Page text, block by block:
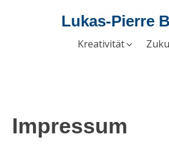
Lukas-Pierre
Kreativität
Impressum